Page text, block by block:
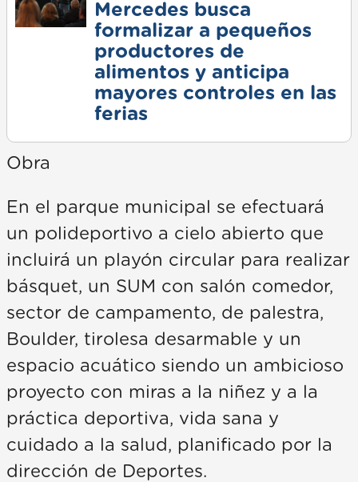
Mercedes busca
formalizar a pequeños
productores de
alimentos y anticipa
mayores controles en las
ferias
Obra
En el parque municipal se efectuará
un polideportivo a cielo abierto que
incluirá un playón circular para realizar
básquet, un SUM con salón comedor,
sector de campamento, de palestra,
Boulder, tirolesa desarmable y un
espacio acuático siendo un ambicioso
proyecto con miras a la niñez y a la
práctica deportiva, vida sana y
cuidado a la salud, planificado por la
dirección de Deportes.